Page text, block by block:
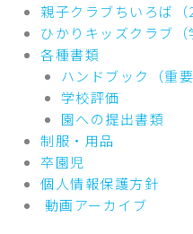
親子クラブちいろば（
ひかりキッズクラブ（
各種書類
ハンドブック（重
学校評価
園への提出書類
制服・用品
卒園児
個人情報保護方針
動画アーカイブ